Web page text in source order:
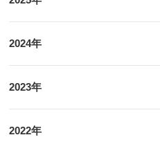
2024年
2023年
2022年